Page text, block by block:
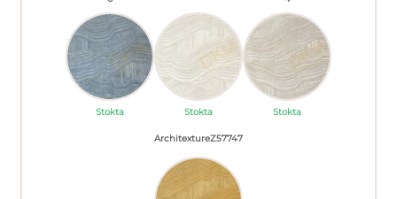
Stokta Stokta Stokta
ArchitextureZ57747